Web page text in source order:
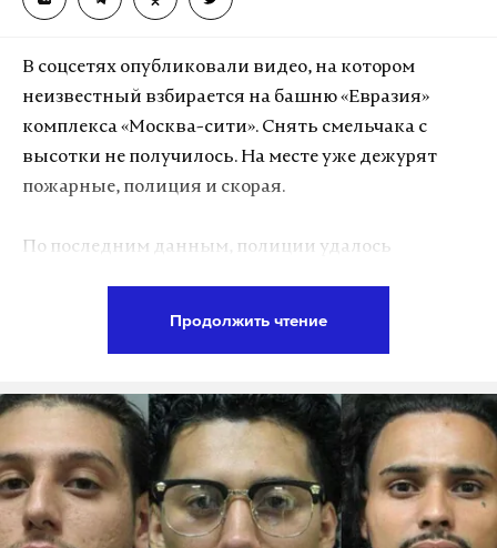
Конечно, многие хотят использовать эту
озабоченность, боль, либо даже просьбу
сформулировать. Ничего здесь особенного нет». По
почувствовать этот накал, чтобы почувствовать
этот нерв».
достаточно сложно пробиться на региональный
или муниципальный уровень со своей
Ежегодная «Прямая линия» стала в этом году
пятнадцатой по счету. Путин ответил на 68
вопросов. Daily Storm вел прямую текстовую
трансляцию общения россиян с президентом. В
Москве «линию» посмотрели 58,6% телезрителей,
В соцсетях опубликовали видео, на котором
неизвестный взбирается на башню «Евразия»
комплекса «Москва-сити». Снять смельчака с
высотки не получилось. На месте уже дежурят
пожарные, полиция и скорая.
По последним данным, полиции удалось
Подпишитесь на Daily Storm вMAX. Он
работает там, где тормозит интернет.
А еще мы есть вTelegram,Дзен VK.
Макс Telegram
Продолжить чтение